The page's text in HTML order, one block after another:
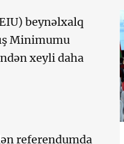
beynəlxalq
Minimumu
xeyli daha
referendumda